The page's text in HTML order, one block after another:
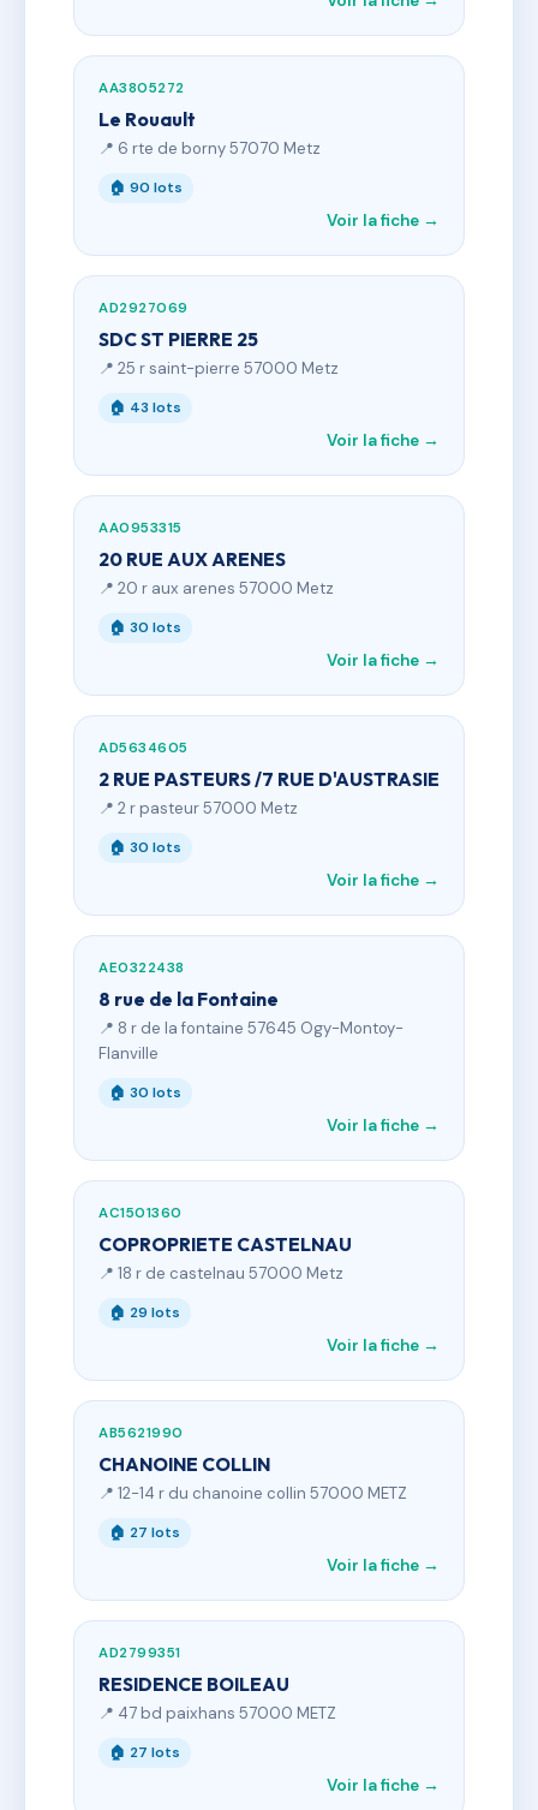
AA3805272
Le Rouault
📍 6 rte de borny 57070 Metz
🏠 90 lots
Voir la fiche →
AD2927069
SDC ST PIERRE 25
📍 25 r saint-pierre 57000 Metz
🏠 43 lots
Voir la fiche →
AA0953315
20 RUE AUX ARENES
📍 20 r aux arenes 57000 Metz
🏠 30 lots
Voir la fiche →
AD5634605
2 RUE PASTEURS /7 RUE D'AUSTRASIE
📍 2 r pasteur 57000 Metz
🏠 30 lots
Voir la fiche →
AE0322438
8 rue de la Fontaine
📍 8 r de la fontaine 57645 Ogy-Montoy-
Flanville
🏠 30 lots
Voir la fiche →
AC1501360
COPROPRIETE CASTELNAU
📍 18 r de castelnau 57000 Metz
🏠 29 lots
Voir la fiche →
AB5621990
CHANOINE COLLIN
📍 12-14 r du chanoine collin 57000 METZ
🏠 27 lots
Voir la fiche →
AD2799351
RESIDENCE BOILEAU
📍 47 bd paixhans 57000 METZ
🏠 27 lots
Voir la fiche →